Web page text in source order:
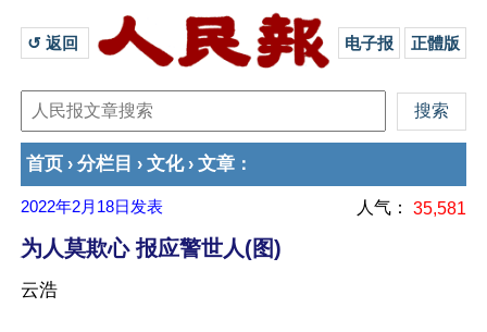
↺ 返回 电子报 正體版
首页 › 分栏目 › 文化› 文章 ：
2022年2月18日 发表 人气： 35,581
为人莫欺心 报应警世人(图)
云浩